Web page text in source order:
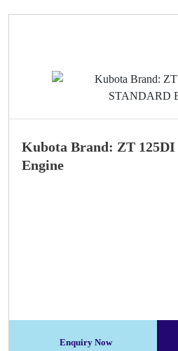
Kubota Brand: ZT 125DI
Engine
Enquiry Now